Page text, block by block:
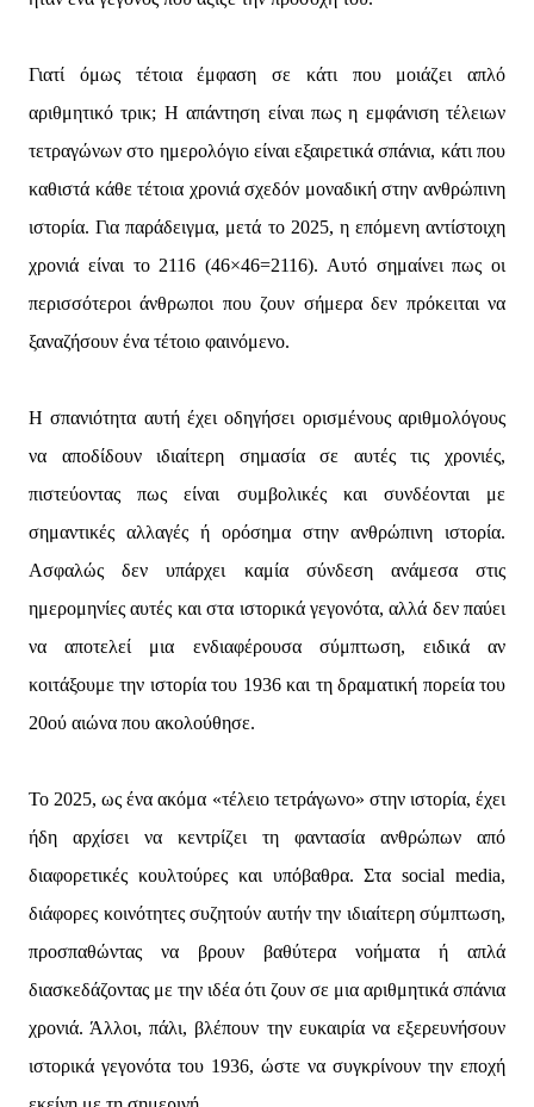
Γιατί όμως τέτοια έμφαση σε κάτι που μοιάζει απλό
αριθμητικό τρικ; Η απάντηση είναι πως η εμφάνιση τέλειων
τετραγώνων στο ημερολόγιο είναι εξαιρετικά σπάνια, κάτι που
καθιστά κάθε τέτοια χρονιά σχεδόν μοναδική στην ανθρώπινη
ιστορία. Για παράδειγμα, μετά το 2025, η επόμενη αντίστοιχη
χρονιά είναι το 2116 (46×46=2116). Αυτό σημαίνει πως οι
περισσότεροι άνθρωποι που ζουν σήμερα δεν πρόκειται να
ξαναζήσουν ένα τέτοιο φαινόμενο.
Η σπανιότητα αυτή έχει οδηγήσει ορισμένους αριθμολόγους
να αποδίδουν ιδιαίτερη σημασία σε αυτές τις χρονιές,
πιστεύοντας πως είναι συμβολικές και συνδέονται με
σημαντικές αλλαγές ή ορόσημα στην ανθρώπινη ιστορία.
Ασφαλώς δεν υπάρχει καμία σύνδεση ανάμεσα στις
ημερομηνίες αυτές και στα ιστορικά γεγονότα, αλλά δεν παύει
να αποτελεί μια ενδιαφέρουσα σύμπτωση, ειδικά αν
κοιτάξουμε την ιστορία του 1936 και τη δραματική πορεία του
20ού αιώνα που ακολούθησε.
Το 2025, ως ένα ακόμα «τέλειο τετράγωνο» στην ιστορία, έχει
ήδη αρχίσει να κεντρίζει τη φαντασία ανθρώπων από
διαφορετικές κουλτούρες και υπόβαθρα. Στα social media,
διάφορες κοινότητες συζητούν αυτήν την ιδιαίτερη σύμπτωση,
προσπαθώντας να βρουν βαθύτερα νοήματα ή απλά
διασκεδάζοντας με την ιδέα ότι ζουν σε μια αριθμητικά σπάνια
χρονιά. Άλλοι, πάλι, βλέπουν την ευκαιρία να εξερευνήσουν
ιστορικά γεγονότα του 1936, ώστε να συγκρίνουν την εποχή